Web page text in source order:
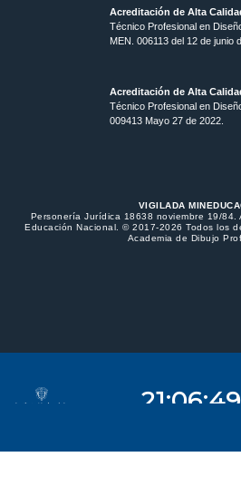
Acreditación de Alta
Técnico Profesional en
MEN. 006113 del 12 de junio
Acreditación de Alta
Técnico Profesional en
009413 Mayo 27 de 2022.
VIGILADA
Personería Jurídica 18638 noviembre 19/84.
Educación Nacional. © 2017-2026 Todos los
Academia de Dibujo